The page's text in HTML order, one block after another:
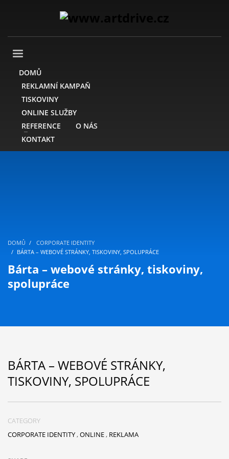
DOMŮ
REKLAMNÍ KAMPAŇ
TISKOVINY
ONLINE SLUŽBY
REFERENCE
O NÁS
KONTAKT
DOMŮ
CORPORATE IDENTITY
BÁRTA – WEBOVÉ STRÁNKY, TISKOVINY, SPOLUPRÁCE
Bárta – webové stránky, tiskoviny,
spolupráce
BÁRTA – WEBOVÉ STRÁNKY,
TISKOVINY, SPOLUPRÁCE
CATEGORY
CORPORATE IDENTITY ,ONLINE , REKLAMA